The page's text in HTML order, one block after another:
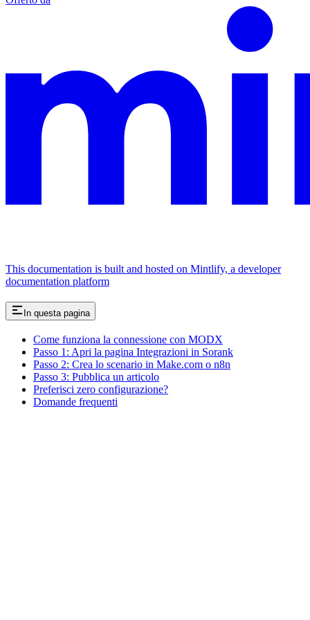
This documentation is built and hosted on Mintlify, a developer
documentation platform
In questa pagina
Come funziona la connessione con MODX
Passo 1: Apri la pagina Integrazioni in Sorank
Passo 2: Crea lo scenario in Make.com o n8n
Passo 3: Pubblica un articolo
Preferisci zero configurazione?
Domande frequenti